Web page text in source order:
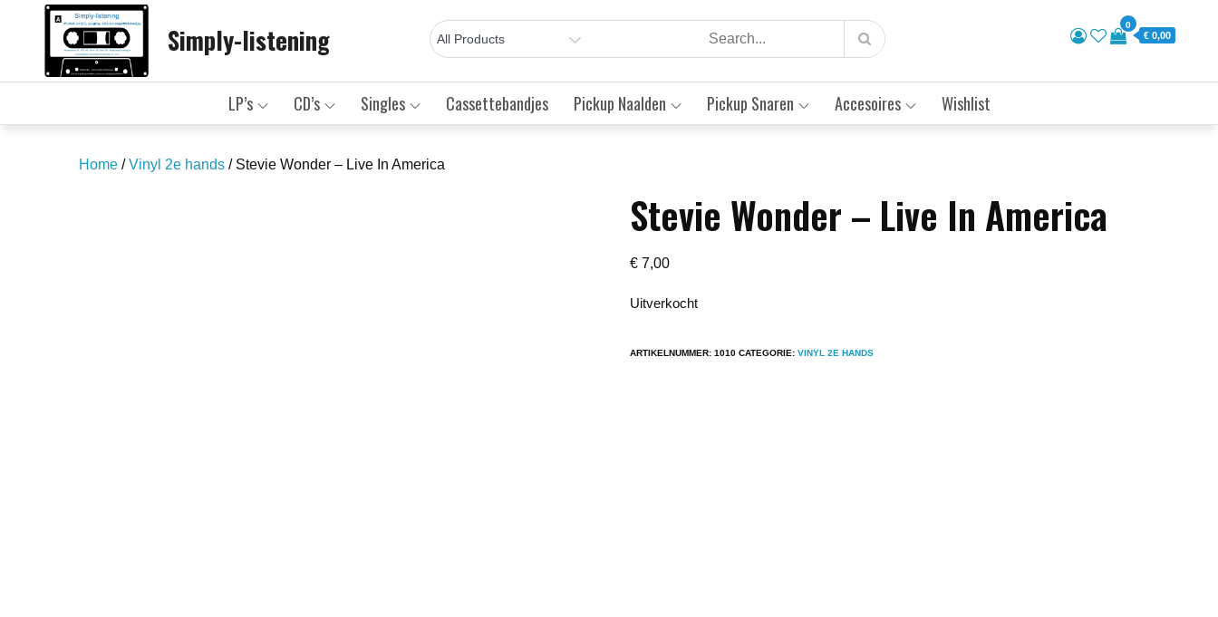
Simply-listening 0
€ 0,00
LP’s CD’s Singles Cassettebandjes Pickup Naalden Pickup Snaren Accesoires Wishlist
Home /Vinyl 2e hands / Stevie Wonder – Live In America
Stevie Wonder – Live In America
€ 7,00
Uitverkocht
ARTIKELNUMMER:1010 CATEGORIE:VINYL 2E HANDS